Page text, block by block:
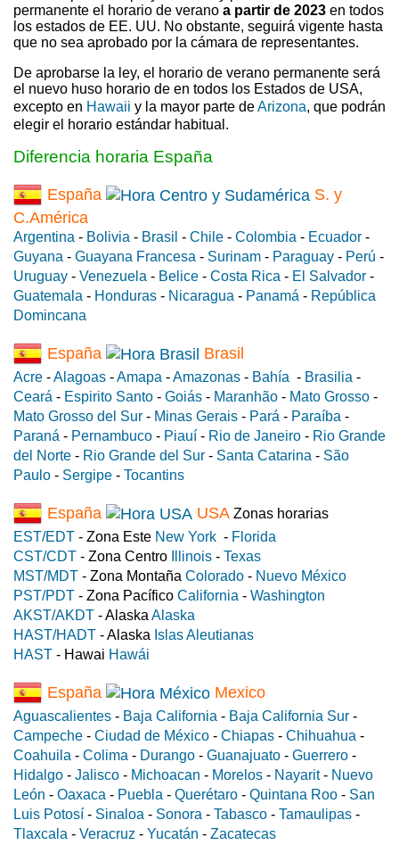
permanente el horario de verano a partir de 2023 en todos
los estados de EE. UU. No obstante, seguirá vigente hasta
que no sea aprobado por la cámara de representantes.
De aprobarse la ley, el horario de verano permanente será
el nuevo huso horario de en todos los Estados de USA,
excepto en Hawaii y la mayor parte deArizona, que podrán
elegir el horario estándar habitual.
Diferencia horaria España
España
S. y
C.América
Argentina - Bolivia - Brasil - Chile - Colombia - Ecuador -
Guyana - Guayana Francesa - Surinam - Paraguay - Perú -
Uruguay - Venezuela - Belice - Costa Rica - El Salvador -
Guatemala - Honduras - Nicaragua - Panamá - República
Domincana
España Brasil
Acre -Alagoas -Amapa -Amazonas - Bahía - Brasilia -
Ceará - Espirito Santo - Goiás - Maranhão - Mato Grosso -
Mato Grosso del Sur - Minas Gerais - Pará - Paraíba -
Paraná - Pernambuco - Piauí - Rio de Janeiro - Rio Grande
del Norte - Rio Grande del Sur - Santa Catarina - São
Paulo - Sergipe - Tocantins
España USA Zonas horarias
EST/EDT - Zona Este New York - Florida
CST/CDT - Zona Centro Illinois - Texas
MST/MDT - Zona Montaña Colorado - Nuevo México
PST/PDT - Zona Pacífico California - Washington
AKST/AKDT - Alaska Alaska
HAST/HADT - Alaska Islas Aleutianas
HAST - Hawai Hawái
España Mexico
Aguascalientes - Baja California - Baja California Sur -
Campeche - Ciudad de México - Chiapas - Chihuahua -
Coahuila - Colima - Durango - Guanajuato - Guerrero -
Hidalgo - Jalisco - Michoacan - Morelos - Nayarit- Nuevo
León - Oaxaca - Puebla - Querétaro - Quintana Roo - San
Luis Potosí - Sinaloa - Sonora - Tabasco - Tamaulipas -
Tlaxcala - Veracruz - Yucatán - Zacatecas